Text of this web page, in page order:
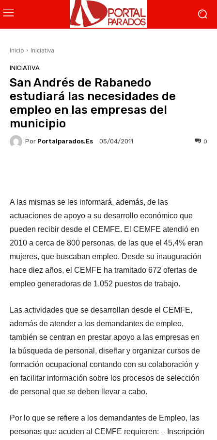
Inicio Iniciativa
INICIATIVA
San Andrés de Rabanedo
estudiará las necesidades de
empleo en las empresas del
municipio
Por Portalparados.es 05/04/2011 0
A las mismas se les informará, además, de las
actuaciones de apoyo a su desarrollo económico que
pueden recibir desde el CEMFE. El CEMFE atendió en
2010 a cerca de 800 personas, de las que el 45,4% eran
mujeres, que buscaban empleo. Desde su inauguración
hace diez años, el CEMFE ha tramitado 672 ofertas de
empleo generadoras de 1.052 puestos de trabajo.
Las actividades que se desarrollan desde el CEMFE,
además de atender a los demandantes de empleo,
también se centran en prestar apoyo a las empresas en
la búsqueda de personal, diseñar y organizar cursos de
formación ocupacional contando con su colaboración y
en facilitar información sobre los procesos de selección
de personal que se deben llevar a cabo.
Por lo que se refiere a los demandantes de Empleo, las
personas que acuden al CEMFE requieren: – Inscripción